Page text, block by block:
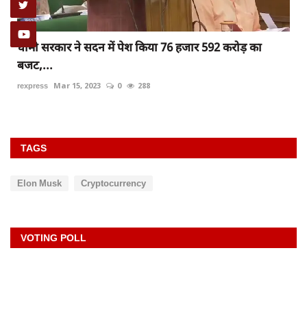
धामी सरकार ने सदन में पेश किया 76 हजार 592 करोड़ का
बजट,...
rexpress Mar 15, 2023 0 288
TAGS
Elon Musk Cryptocurrency
VOTING POLL